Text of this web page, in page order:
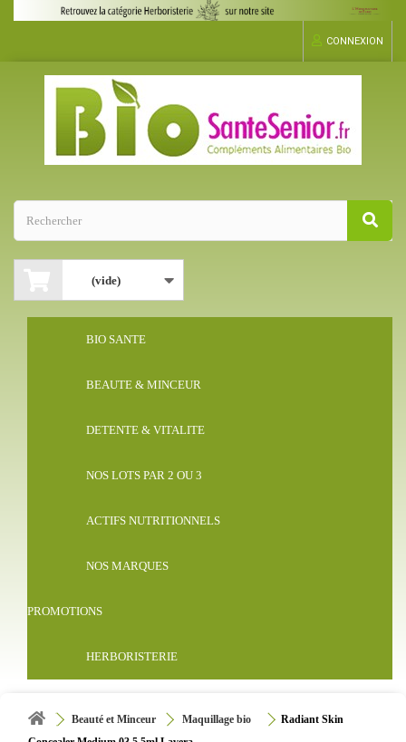
CONNEXION
(vide)
BIO SANTE
BEAUTE & MINCEUR
DETENTE & VITALITE
NOS LOTS PAR 2 OU 3
ACTIFS NUTRITIONNELS
NOS MARQUES
PROMOTIONS
HERBORISTERIE
Beauté et Minceur Maquillage bio
Radiant Skin